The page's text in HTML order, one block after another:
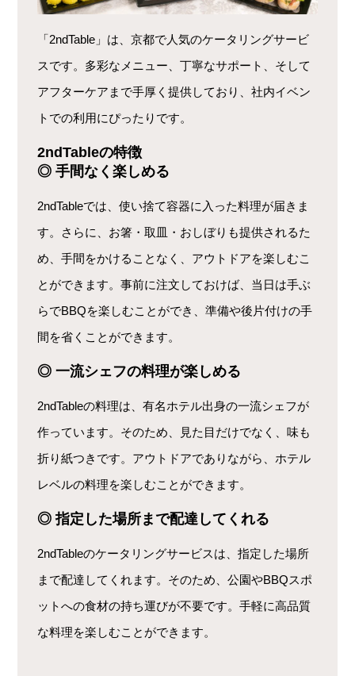
「2ndTable」は、京都で人気のケータリングサービ
スです。多彩なメニュー、丁寧なサポート、そして
アフターケアまで手厚く提供しており、社内イベン
トでの利用にぴったりです。
2ndTableの特徴
◎ 手間なく楽しめる
2ndTableでは、使い捨て容器に入った料理が届きま
す。さらに、お箸・取皿・おしぼりも提供されるた
め、手間をかけることなく、アウトドアを楽しむこ
とができます。事前に注文しておけば、当日は手ぶ
らでBBQを楽しむことができ、準備や後片付けの手
間を省くことができます。
◎ 一流シェフの料理が楽しめる
2ndTableの料理は、有名ホテル出身の一流シェフが
作っています。そのため、見た目だけでなく、味も
折り紙つきです。アウトドアでありながら、ホテル
レベルの料理を楽しむことができます。
◎ 指定した場所まで配達してくれる
2ndTableのケータリングサービスは、指定した場所
まで配達してくれます。そのため、公園やBBQスポ
ットへの食材の持ち運びが不要です。手軽に高品質
な料理を楽しむことができます。